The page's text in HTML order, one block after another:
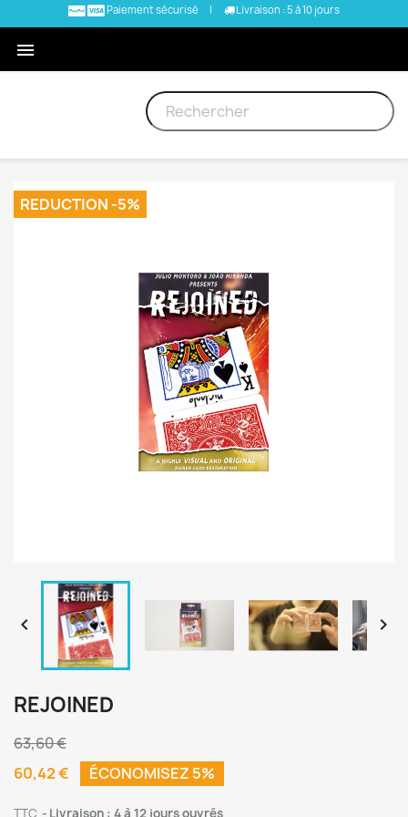
Paiement sécurisé | Livraison : 5 à 10 jours

REDUCTION -5%
 
REJOINED
63,60 €
60,42 €
ÉCONOMISEZ 5%
TTC Livraison : 4 à 12 jours ouvrés